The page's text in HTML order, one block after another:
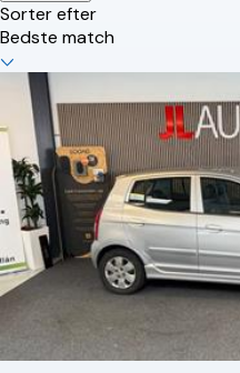
Sorter efter
Bedste match